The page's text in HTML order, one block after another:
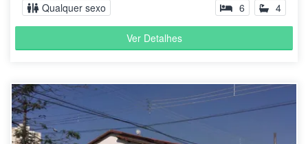
Qualquer sexo 6 4
Ver Detalhes